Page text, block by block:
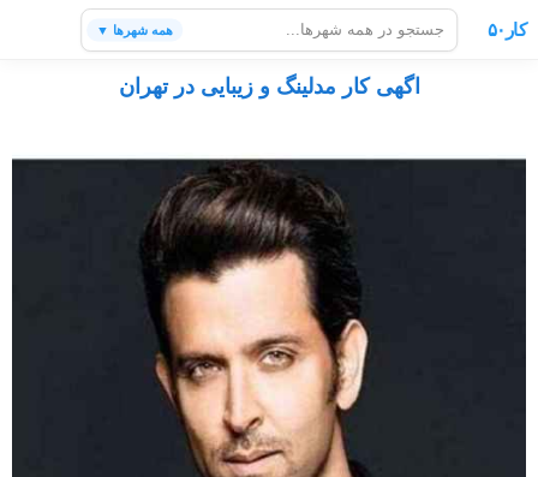
کار۵۰ همه شهرها ▼
اگهی کار مدلینگ و زیبایی در تهران